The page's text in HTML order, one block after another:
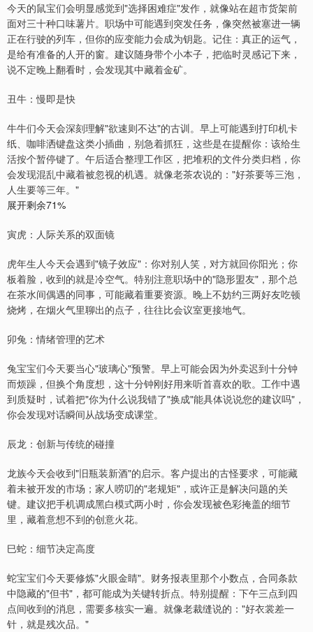
今天的鼠宝们会明显感觉到"选择困难症"发作，就像站在超市货架前
面对三十种口味薯片。职场中可能遇到突发任务，像突然被塞进一辆
正在行驶的列车，但你的应变能力会成为钥匙。记住：真正的运气，
是给有准备的人开的窗。建议随身带个小本子，把临时灵感记下来，
说不定晚上翻看时，会发现其中藏着金矿。
丑牛：慢即是快
牛牛们今天会深刻理解"欲速则不达"的古训。早上可能遇到打印机卡
纸、咖啡洒键盘这类小插曲，别急着抓狂，这些是在提醒你：该给生
活按个暂停键了。午后适合整理工作区，把堆积的文件分类归档，你
会发现混乱中藏着被忽视的机遇。就像老茶农说的："好茶要等三泡，
人生要等三年。"
展开剩余71%
寅虎：人际关系的双面镜
虎年生人今天会遇到"镜子效应"：你对别人笑，对方就回你阳光；你
板着脸，收到的就是冷空气。特别注意职场中的"隐形盟友"，那个总
在茶水间偶遇的同事，可能藏着重要资源。晚上不妨约三两好友吃顿
烧烤，在烟火气里聊出的点子，往往比会议室更接地气。
卯兔：情绪管理的艺术
兔宝宝们今天要当心"玻璃心"预警。早上可能会因为外卖迟到十分钟
而烦躁，但换个角度想，这十分钟刚好用来听首喜欢的歌。工作中遇
到质疑时，试着把"你为什么说我错了"换成"能具体说说您的建议吗"，
你会发现对话瞬间从战场变成课堂。
辰龙：创新与传统的碰撞
龙族今天会收到"旧瓶装新酒"的启示。客户提出的古怪要求，可能藏
着未被开发的市场；家人唠叨的"老规矩"，或许正是解决问题的关
键。建议把手机调成黑白模式两小时，你会发现被色彩掩盖的细节
里，藏着意想不到的创意火花。
巳蛇：细节决定高度
蛇宝宝们今天要修炼"火眼金睛"。财务报表里那个小数点，合同条款
中隐藏的"但书"，都可能成为关键转折点。特别提醒：下午三点到四
点间收到的消息，需要多核实一遍。就像老裁缝说的："好衣裳差一
针，就是残次品。"